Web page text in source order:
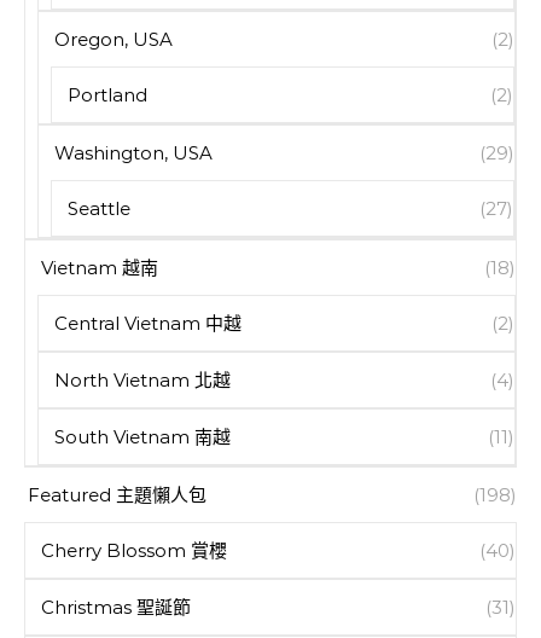
Oregon, USA (2)
Portland (2)
Washington, USA (29)
Seattle (27)
Vietnam 越南 (18)
Central Vietnam 中越 (2)
North Vietnam 北越 (4)
South Vietnam 南越 (11)
Featured 主題懶人包 (198)
Cherry Blossom 賞櫻 (40)
Christmas 聖誕節 (31)